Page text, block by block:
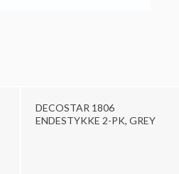
DECOSTAR 1806
ENDESTYKKE 2-PK, GREY